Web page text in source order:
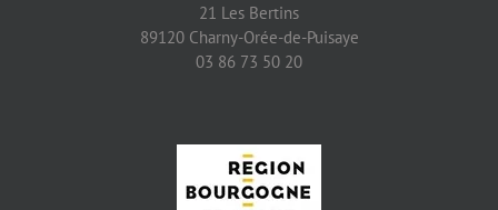
21 Les Bertins
89120 Charny-Orée-de-Puisaye
03 86 73 50 20